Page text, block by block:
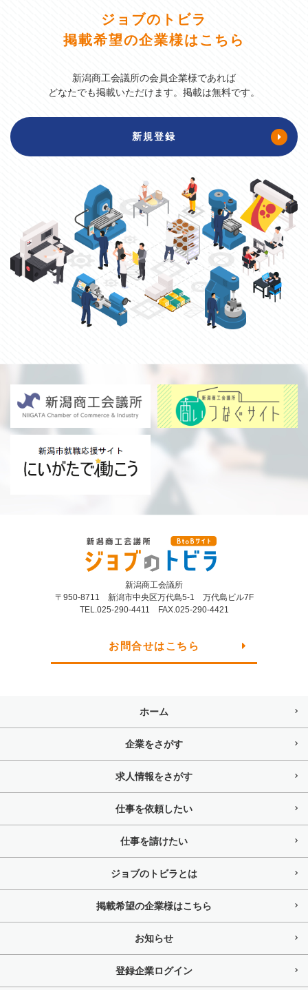
ジョブのトビラ
掲載希望の企業様はこちら
新潟商工会議所の会員企業様であれば
どなたでも掲載いただけます。掲載は無料です。
新規登録
新潟商工会議所 BtoBサイト ジ
ョブのトビラ
新潟商⼯会議所
〒950-8711 新潟市中央区万代島5-1 万代島ビル7F
TEL.025-290-4411 FAX.025-290-4421
お問合せはこちら
ホーム
企業をさがす
求人情報をさがす
仕事を依頼したい
仕事を請けたい
ジョブのトビラとは
掲載希望の企業様はこちら
お知らせ
登録企業ログイン